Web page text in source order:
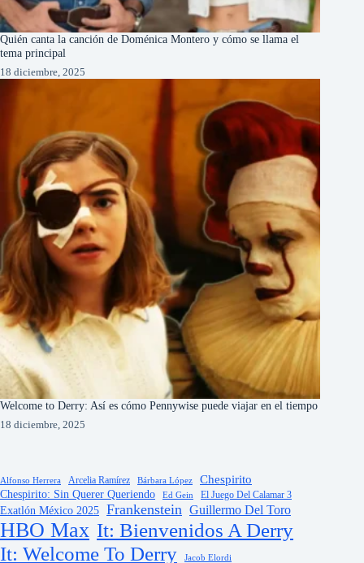
Quién canta la canción de Doménica Montero y cómo se llama el
tema principal
18 diciembre, 2025
Welcome to Derry: Así es cómo Pennywise puede viajar en el tiempo
18 diciembre, 2025
Alfonso Herrera Arcelia Ramírez Bárbara López Chespirito
Chespirito: Sin Querer Queriendo Ed Gein El Juego Del Calamar 3
Exatlón México 2025 Frankenstein Guillermo Del Toro
HBO Max It: Bienvenidos A Derry
It: Welcome To Derry
Jacob Elordi